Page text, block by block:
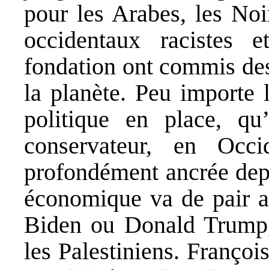
pour les Arabes, les
occidentaux racistes
fondation ont commis
la planète. Peu
politique en place,
conservateur, en
profondément ancrée
économique va de pair
Biden ou Donald
les Palestiniens.